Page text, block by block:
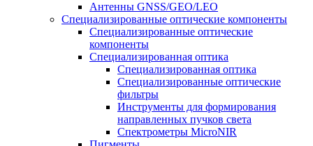
Антенны GNSS/GEO/LEO
Специализированные оптические компоненты
Специализированные оптические
компоненты
Специализированная оптика
Специализированная оптика
Специализированные оптические
фильтры
Инструменты для формирования
направленных пучков света
Спектрометры MicroNIR